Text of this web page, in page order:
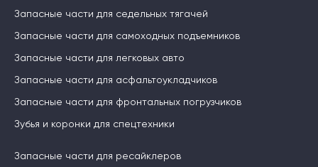
Запасные части для седельных тягачей
Запасные части для самоходных подъемников
Запасные части для легковых авто
Запасные части для асфальтоукладчиков
Запасные части для фронтальных погрузчиков
Зубья и коронки для спецтехники
Запасные части для ресайклеров